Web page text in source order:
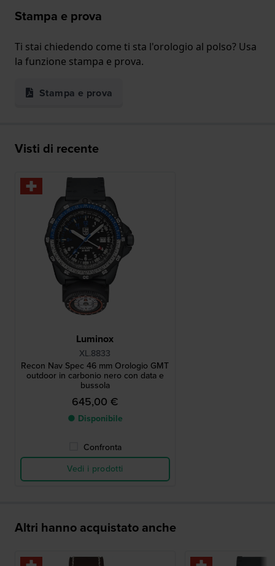
Stampa e prova
Ti stai chiedendo come ti sta l'orologio al polso? Usa
la funzione stampa e prova.
Stampa e prova
Visti di recente
Luminox
XL.8833
Recon Nav Spec 46 mm Orologio GMT
outdoor in carbonio nero con data e
bussola
645,00 €
● Disponibile
Confronta
Vedi i prodotti
Altri hanno acquistato anche